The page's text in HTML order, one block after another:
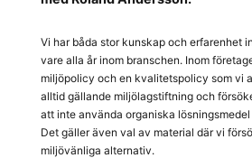
Vi har båda stor kunskap och erfarenhet
vare alla år inom branschen. Inom
miljöpolicy och en kvalitetspolicy som vi
alltid gällande miljölagstiftning och
att inte använda organiska
Det gäller även val av material där vi
miljövänliga alternativ.